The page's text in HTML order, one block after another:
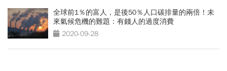
全球前1％的富人，是後50％人口碳排量的兩倍！未
來氣候危機的難題：有錢人的過度消費
2020-09-28